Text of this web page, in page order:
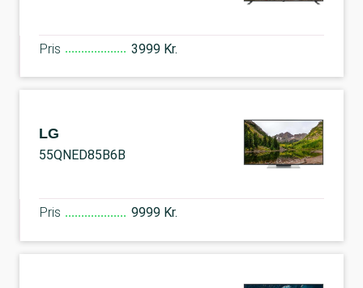
Pris 3999 Kr.
LG
55QNED85B6B
Pris 9999 Kr.